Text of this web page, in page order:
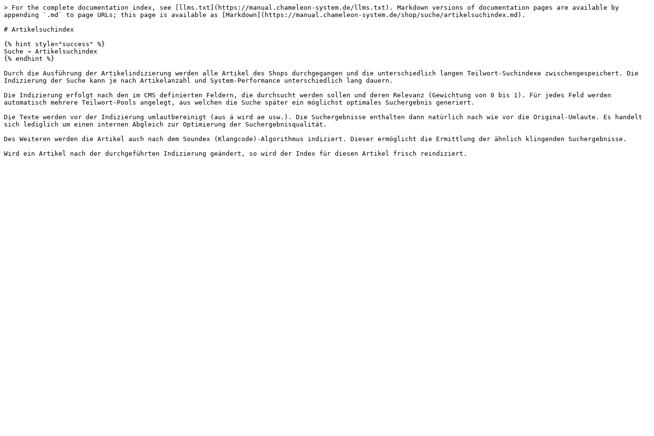
> For the complete documentation index, see [llms.txt](https://manual.chameleon-system.de/llms.txt). Markdown versions of documentation pages are available by
appending `.md` to page URLs; this page is available as [Markdown](https://manual.chameleon-system.de/shop/suche/artikelsuchindex.md).
# Artikelsuchindex
{% hint style="success" %}
Suche → Artikelsuchindex
{% endhint %}
Durch die Ausführung der Artikelindizierung werden alle Artikel des Shops durchgegangen und die unterschiedlich langen Teilwort-Suchindexe zwischengespeichert. Die
Indizierung der Suche kann je nach Artikelanzahl und System-Performance unterschiedlich lang dauern.
Die Indizierung erfolgt nach den im CMS definierten Feldern, die durchsucht werden sollen und deren Relevanz (Gewichtung von 0 bis 1). Für jedes Feld werden
automatisch mehrere Teilwort-Pools angelegt, aus welchen die Suche später ein möglichst optimales Suchergebnis generiert.
Die Texte werden vor der Indizierung umlautbereinigt (aus ä wird ae usw.). Die Suchergebnisse enthalten dann natürlich nach wie vor die Original-Umlaute. Es handelt
sich lediglich um einen internen Abgleich zur Optimierung der Suchergebnisqualität.
Des Weiteren werden die Artikel auch nach dem Soundex (Klangcode)-Algorithmus indiziert. Dieser ermöglicht die Ermittlung der ähnlich klingenden Suchergebnisse.